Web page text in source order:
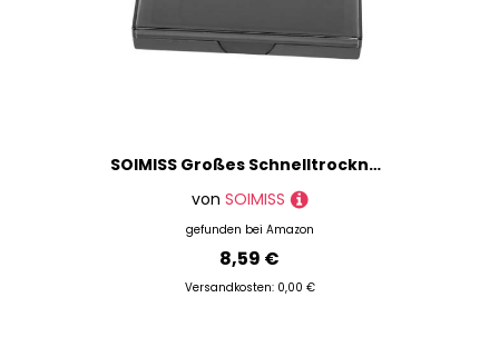
SOIMISS Großes Schnelltrocknendes Stempelkissen Kunststoffgehäuse Vielseitiges Siegelkissen für Malerei DIY Basteln Karten Dekoration für Heimgebrauch
von SOIMISS
gefunden bei Amazon
8,59 €
Versandkosten: 0,00 €